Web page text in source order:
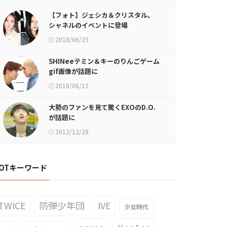
【フォト】ジェシカ＆クリスタル、
シャネルのイベントに登場
2018/06/25
SHINeeテミン＆キーのりんごゲーム
gif画像が話題に
2018/06/15
大勢のファンを見て驚くEXOのD.O.
が話題に
2012/12/28
キーワード
防弾少年団 IVE 少女時代